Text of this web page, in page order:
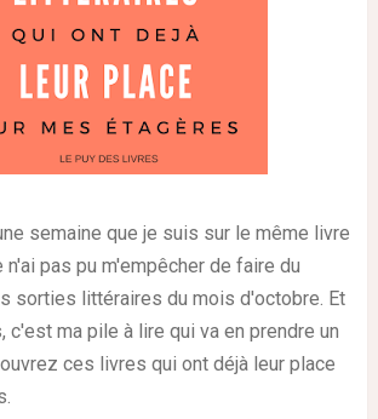
semaine que je suis sur le même livre
n'ai pas pu m'empêcher de faire du
sorties littéraires du mois d'octobre. Et
c'est ma pile à lire qui va en prendre un
ces livres qui ont déjà leur place